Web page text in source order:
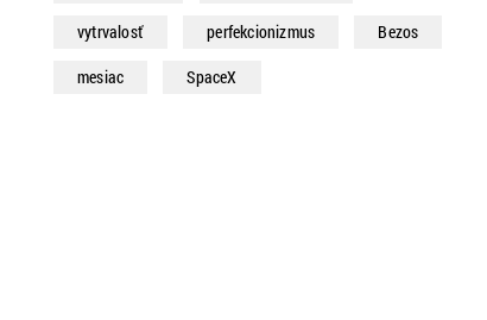
vytrvalosť
perfekcionizmus
Bezos
mesiac
SpaceX